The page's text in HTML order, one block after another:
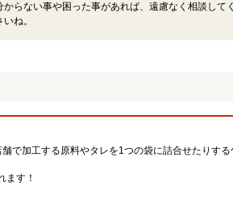
からない事や困った事があれば、遠慮なく相談して
いね。
で加工する原料やタレを1つの袋に詰合せたりす
ます！